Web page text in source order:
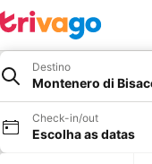
Destino
Montenero di
Check-in/out
Escolha as datas